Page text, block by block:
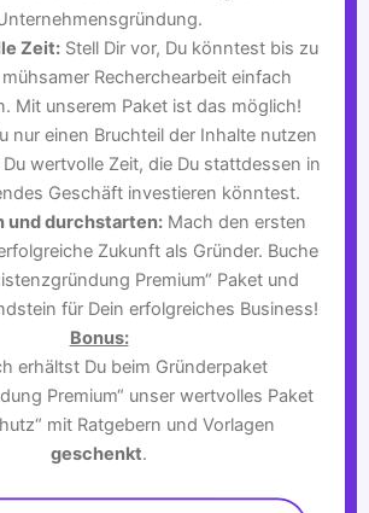
Zeit:Stell Dir vor, Du könntest bis zu
Recherchearbeit einfach
Mit unserem Paket ist das möglich!
nur einen Bruchteil der Inhalte nutzen
wertvolle Zeit, die Du stattdessen in
Geschäft investieren könntest.
und durchstarten: Mach den ersten
Zukunft als Gründer. Buche
Premium“ Paket und
für Dein erfolgreiches Business!
Bonus:
erhältst Du beim Gründerpaket
Premium“ unser wertvolles Paket
mit Ratgebern und Vorlagen
geschenkt.